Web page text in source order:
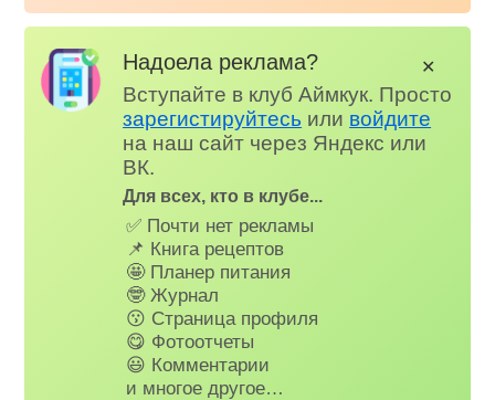
Надоела реклама?
Вступайте в клуб Аймкук. Просто
зарегистируйтесь или войдите
на наш сайт через Яндекс или
ВК.
Для всех, кто в клубе...
✅ Почти нет рекламы
📌 Книга рецептов
🤩 Планер питания
🤓 Журнал
😗 Страница профиля
😋 Фотоотчеты
😃 Комментарии
и многое другое…
✕